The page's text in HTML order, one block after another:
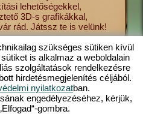
lehetőségekkel,
3D-s grafikákkal,
rád. Játssz te is velünk!
a
törzsed
szükséges sütiken kívül
is alkalmaz a weboldalain
szolgáltatások rendelkezésre
hirdetésmegjelenítés céljából.
nyilatkozatban.
engedélyezéséhez, kérjük,
gombra.